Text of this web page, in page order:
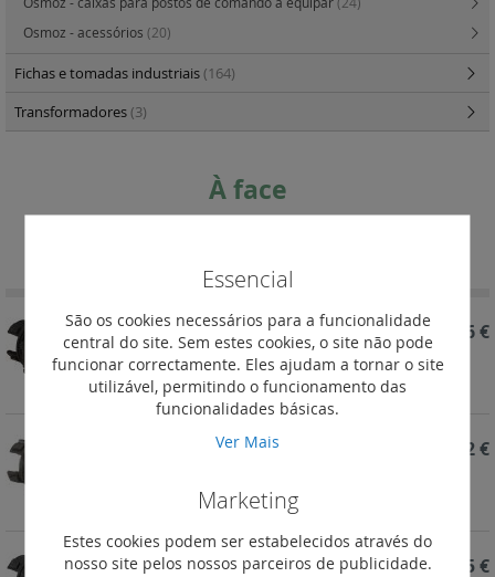
À face
REF. 024004
Cabeças simples para botoneiras de pressão
Osmoz - à face - amarela
8,26 €
Osmoz - à face - verde
7,72 €
REF. 024001 7,75 €
Osmoz - acessórios (20)
Fichas e tomadas industriais(164)
Transformadores(3)
Essencial
São os cookies necessários para a funcionalidade
central do site. Sem estes cookies, o site não pode
funcionar correctamente. Eles ajudam a tornar o site
utilizável, permitindo o funcionamento das
funcionalidades básicas.
Ver Mais
Marketing
Estes cookies podem ser estabelecidos através do
nosso site pelos nossos parceiros de publicidade.